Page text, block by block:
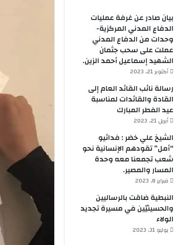
بيان صادر عن غرفة عمليات
الدفاع المدني المركزية-
وحدات من الدفاع المدني
عملت على سحب جثمان
الشهيد إسماعيل أحمد الزين.
أكتوبر 21, 2023
رسالة نائب القائد العام إلى
القادة والقائدات لمناسبة
عيد الفطر المبارك
أبريل 21, 2023
الشيخ علي خضر : فدائيو
“أمل” تقودهم الإنسانية نحو
شعب تجمعنا معه وحدة
المسار والمصير.
فبراير 8, 2023
النبطية ضاقت بالرساليين
والحسينيّين في مسيرة تجديد
الولاء
يوليو 31, 2023